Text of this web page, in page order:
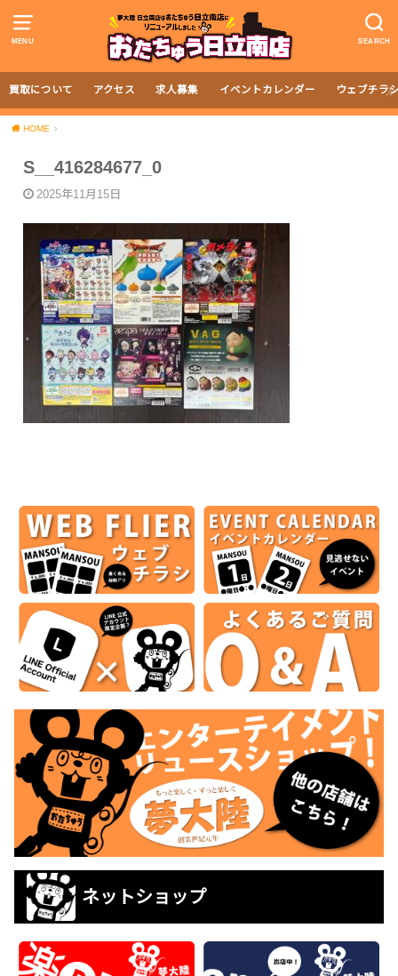
MENU SEARCH
買取について アクセス 求人募集 イベントカレンダー ウェブチラ
HOME
S__416284677_0
2025年11月15日
ネットショップ